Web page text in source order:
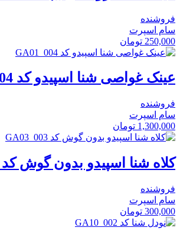
فروشنده
سام اسپرت
250,000 تومان
عینک غواصی شنا اسپیدو کد GA01_004
فروشنده
سام اسپرت
1,300,000 تومان
کلاه شنا اسپیدو بدون گوش کد GA03_003
فروشنده
سام اسپرت
300,000 تومان